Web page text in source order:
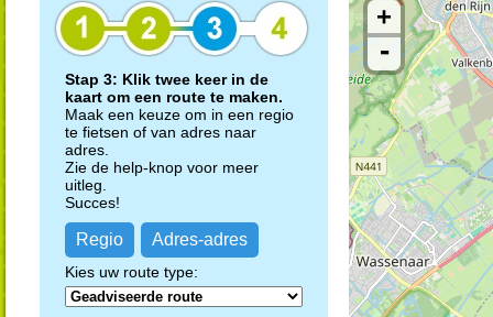
Stap 3: Klik twee keer in de
kaart om een route te maken.
Maak een keuze om in een regio
te fietsen of van adres naar
adres.
Zie de help-knop voor meer
uitleg.
Succes!
Regio Adres-adres
Kies uw route type:
+
-